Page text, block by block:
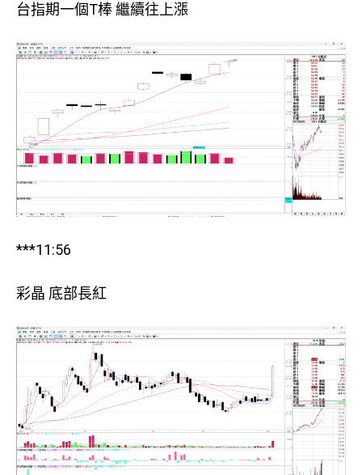
台指期一個T棒 繼續往上漲
***11:56
彩晶 底部長紅